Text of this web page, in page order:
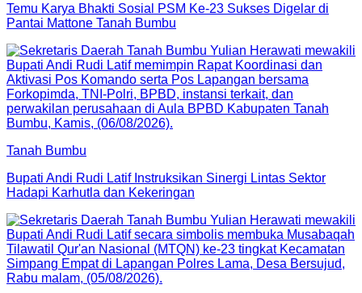
Temu Karya Bhakti Sosial PSM Ke-23 Sukses Digelar di
Pantai Mattone Tanah Bumbu
Tanah Bumbu
Bupati Andi Rudi Latif Instruksikan Sinergi Lintas Sektor
Hadapi Karhutla dan Kekeringan